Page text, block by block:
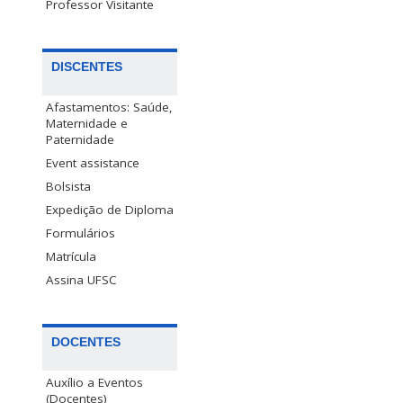
Professor Visitante
DISCENTES
Afastamentos: Saúde,
Maternidade e
Paternidade
Event assistance
Bolsista
Expedição de Diploma
Formulários
Matrícula
Assina UFSC
DOCENTES
Auxílio a Eventos
(Docentes)